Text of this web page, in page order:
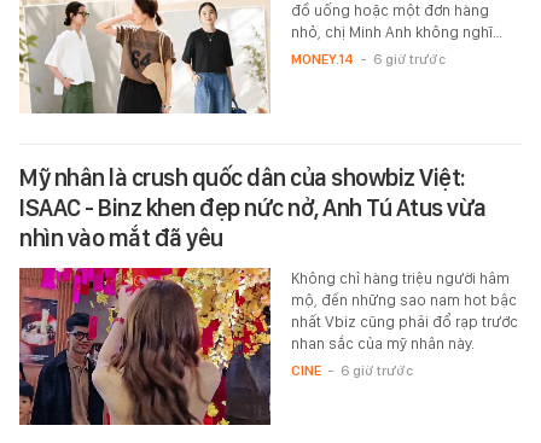
đồ uống hoặc một đơn hàng
nhỏ, chị Minh Anh không nghĩ…
MONEY.14 - 6 giờ trước
Mỹ nhân là crush quốc dân của showbiz Việt:
ISAAC - Binz khen đẹp nức nở, Anh Tú Atus vừa
nhìn vào mắt đã yêu
Không chỉ hàng triệu người hâm
mộ, đến những sao nam hot bậc
nhất Vbiz cũng phải đổ rạp trước
nhan sắc của mỹ nhân này.
CINE - 6 giờ trước